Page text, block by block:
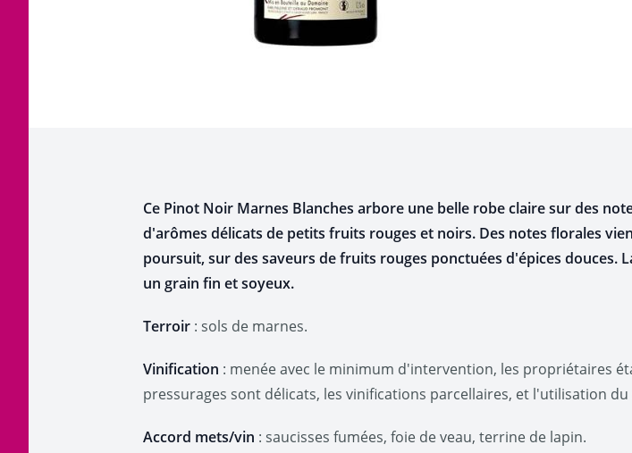
Ce Pinot Noir Marnes Blanches arbore une belle robe claire sur des
d'arômes délicats de petits fruits rouges et noirs. Des notes florales
poursuit, sur des saveurs de fruits rouges ponctuées d'épices douces.
un grain fin et soyeux.
Terroir : sols de marnes.
Vinification : menée avec le minimum d'intervention, les propriétaires
pressurages sont délicats, les vinifications parcellaires, et l'utilisation
Accord mets/vin : saucisses fumées, foie de veau, terrine de lapin.